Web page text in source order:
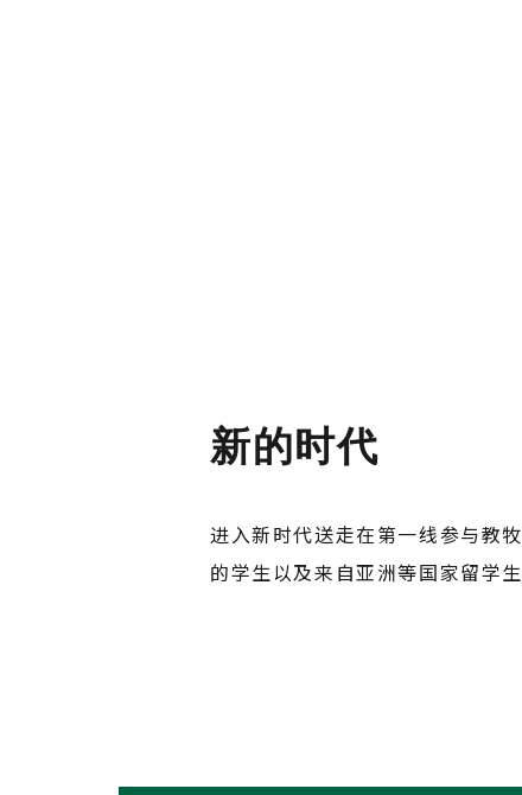
新的时代
进入新时代送走在第一线参与教
的学生以及来自亚洲等国家留学生